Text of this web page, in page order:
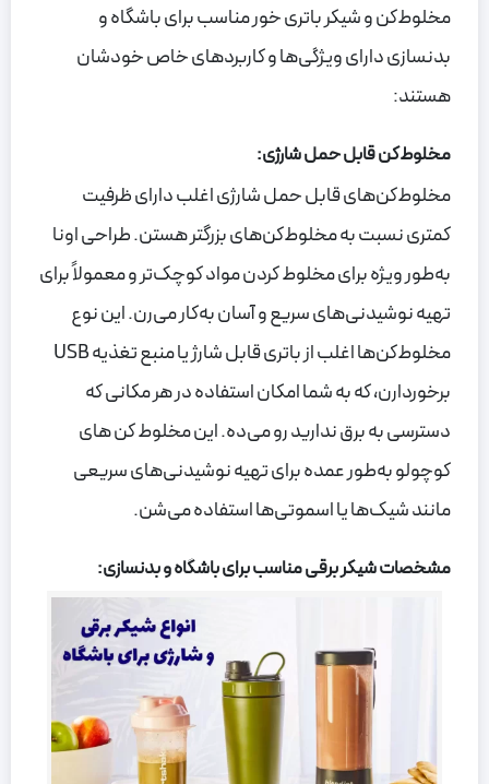
مخلوط‌کن و شیکر باتری خور مناسب برای باشگاه و
بدنسازی دارای ویژگی‌ها و کاربردهای خاص خودشان
هستند:
مخلوط‌کن قابل حمل شارژی:
مخلوط‌کن‌های قابل حمل شارژی اغلب دارای ظرفیت
کمتری نسبت به مخلوط‌کن‌های بزرگتر هستن. طراحی اونا
به‌طور ویژه برای مخلوط کردن مواد کوچک‌تر و معمولاً برای
تهیه نوشیدنی‌های سریع و آسان به‌کار می‌رن. این نوع
مخلوط‌کن‌ها اغلب از باتری قابل شارژ یا منبع تغذیه USB
برخوردارن، که به شما امکان استفاده در هر مکانی که
دسترسی به برق ندارید رو می‌ده. این مخلوط کن های
کوچولو به‌طور عمده برای تهیه نوشیدنی‌های سریعی
مانند شیک‌ها یا اسموتی‌ها استفاده می‌شن.
مشخصات شیکر برقی مناسب برای باشگاه و بدنسازی: